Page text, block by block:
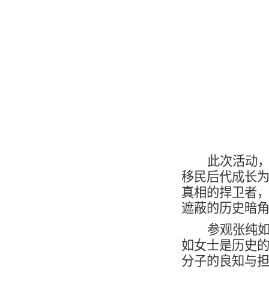
此次活动
移民后代成长
真相的捍卫者
遮蔽的历史暗
参观张纯
如女士是历史
分子的良知与